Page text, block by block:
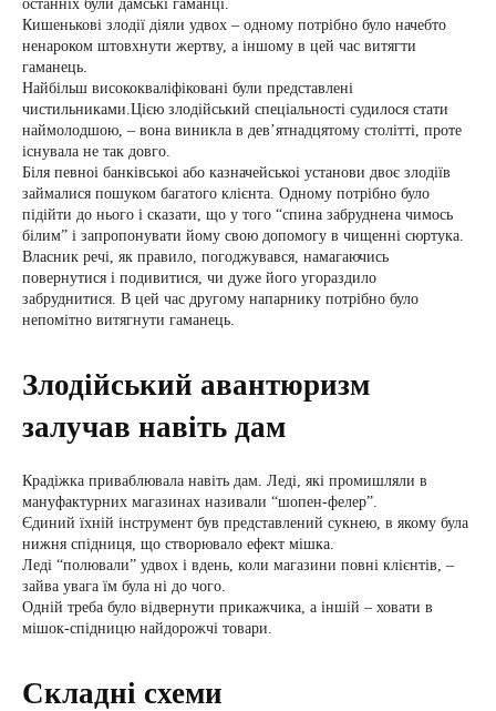
останніх були дамські гаманці.
Кишенькові злодії діяли удвох – одному потрібно було начебто
ненароком штовхнути жертву, а іншому в цей час витягти
гаманець.
Найбільш висококваліфіковані були представлені
чистильниками.Цією злодійський спеціальності судилося стати
наймолодшою, – вона виникла в дев’ятнадцятому столітті, проте
існувала не так довго.
Біля певноі банківськоі або казначейськоі установи двоє злодіїв
займалися пошуком багатого клієнта. Одному потрібно було
підійти до нього і сказати, що у того “спина забруднена чимось
білим” і запропонувати йому свою допомогу в чищенні сюртука.
Власник речі, як правило, погоджувався, намагаючись
повернутися і подивитися, чи дуже його угораздило
забруднитися. В цей час другому напарнику потрібно було
непомітно витягнути гаманець.
Злодійський авантюризм
залучав навіть дам
Крадіжка приваблювала навіть дам. Леді, які промишляли в
мануфактурних магазинах називали “шопен-фелер”.
Єдиний їхній інструмент був представлений сукнею, в якому була
нижня спідниця, що створювало ефект мішка.
Леді “полювали” удвох і вдень, коли магазини повні клієнтів, –
зайва увага їм була ні до чого.
Одній треба було відвернути прикажчика, а іншій – ховати в
мішок-спідницю найдорожчі товари.
Складні схеми